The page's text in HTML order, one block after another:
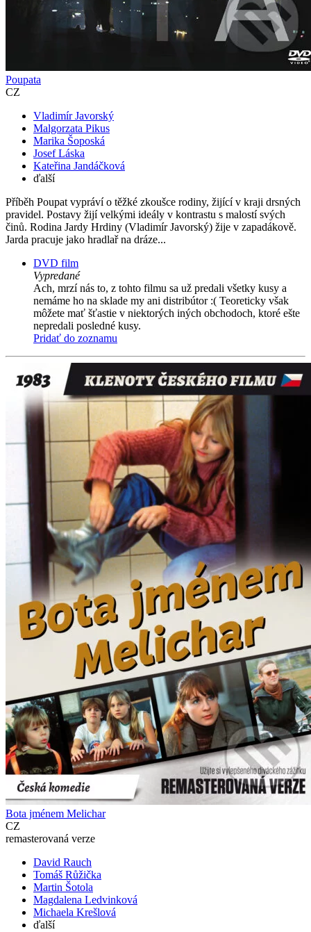
Poupata
CZ
Vladimír Javorský
Malgorzata Pikus
Marika Šoposká
Josef Láska
Kateřina Jandáčková
ďalší
Příběh Poupat vypráví o těžké zkoušce rodiny, žijící v kraji drsných
pravidel. Postavy žijí velkými ideály v kontrastu s malostí svých
činů. Rodina Jardy Hrdiny (Vladimír Javorský) žije v zapadákově.
Jarda pracuje jako hradlař na dráze...
DVD film
Vypredané
Ach, mrzí nás to, z tohto filmu sa už predali všetky kusy a
nemáme ho na sklade my ani distribútor :( Teoreticky však
môžete mať šťastie v niektorých iných obchodoch, ktoré ešte
nepredali posledné kusy.
Pridať do zoznamu
Bota jménem Melichar
CZ
remasterovaná verze
David Rauch
Tomáš Růžička
Martin Šotola
Magdalena Ledvinková
Michaela Krešlová
ďalší